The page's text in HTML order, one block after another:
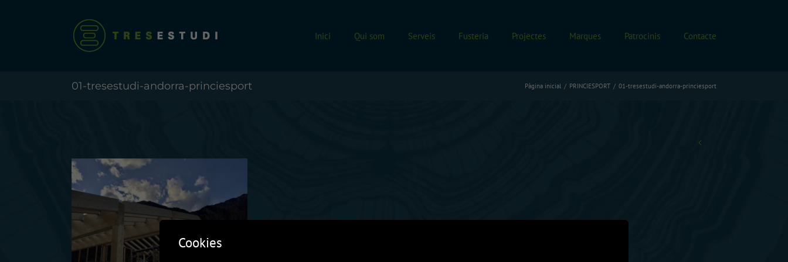
Inici Qui som Serveis Fusteria Projectes Marques Patrocinis Contacte
01-tresestudi-andorra-princiesport Pàgina inicial PRINCIESPORT 01-tresestudi-andorra-princiesport
Cookies